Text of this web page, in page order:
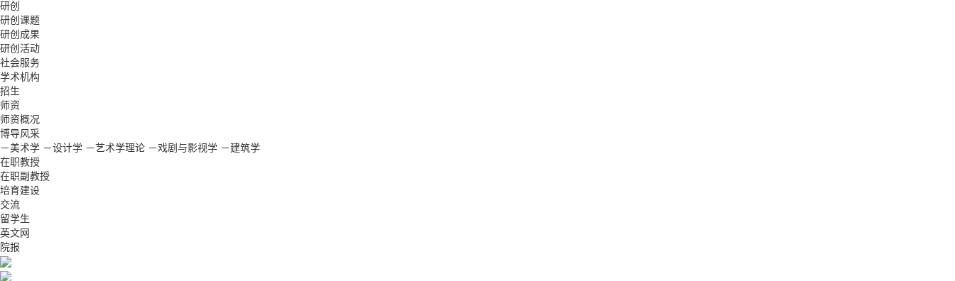
研创
研创课题
研创成果
研创活动
社会服务
学术机构
招生
师资
师资概况
博导风采
－美术学 －设计学 －艺术学理论 －戏剧与影视学 －建筑学
在职教授
在职副教授
培育建设
交流
留学生
英文网
院报